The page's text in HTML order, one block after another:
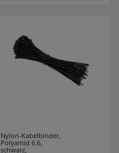
Nylon-Kabelbinder,
Polyamid 6.6,
schwarz,